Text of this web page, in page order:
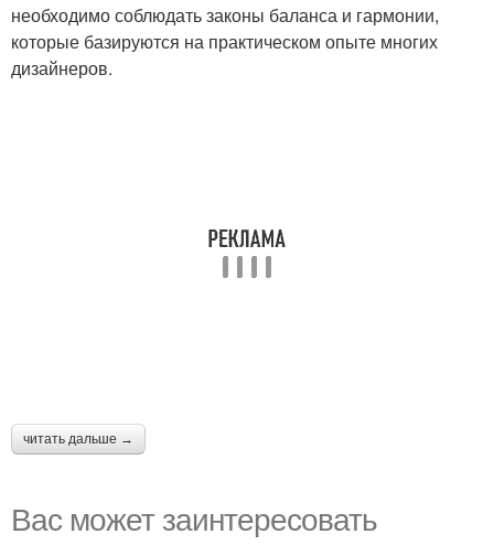
необходимо соблюдать законы баланса и гармонии,
которые базируются на практическом опыте многих
дизайнеров.
читать дальше →
Вас может заинтересовать